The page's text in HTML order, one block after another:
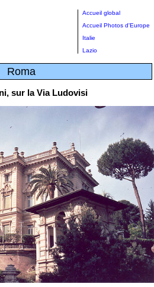
Accueil global
Accueil Photos d'Europe
Italie
Lazio
Roma
sur la Via Ludovisi